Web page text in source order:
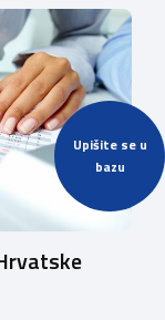
Upišite se u
bazu
a